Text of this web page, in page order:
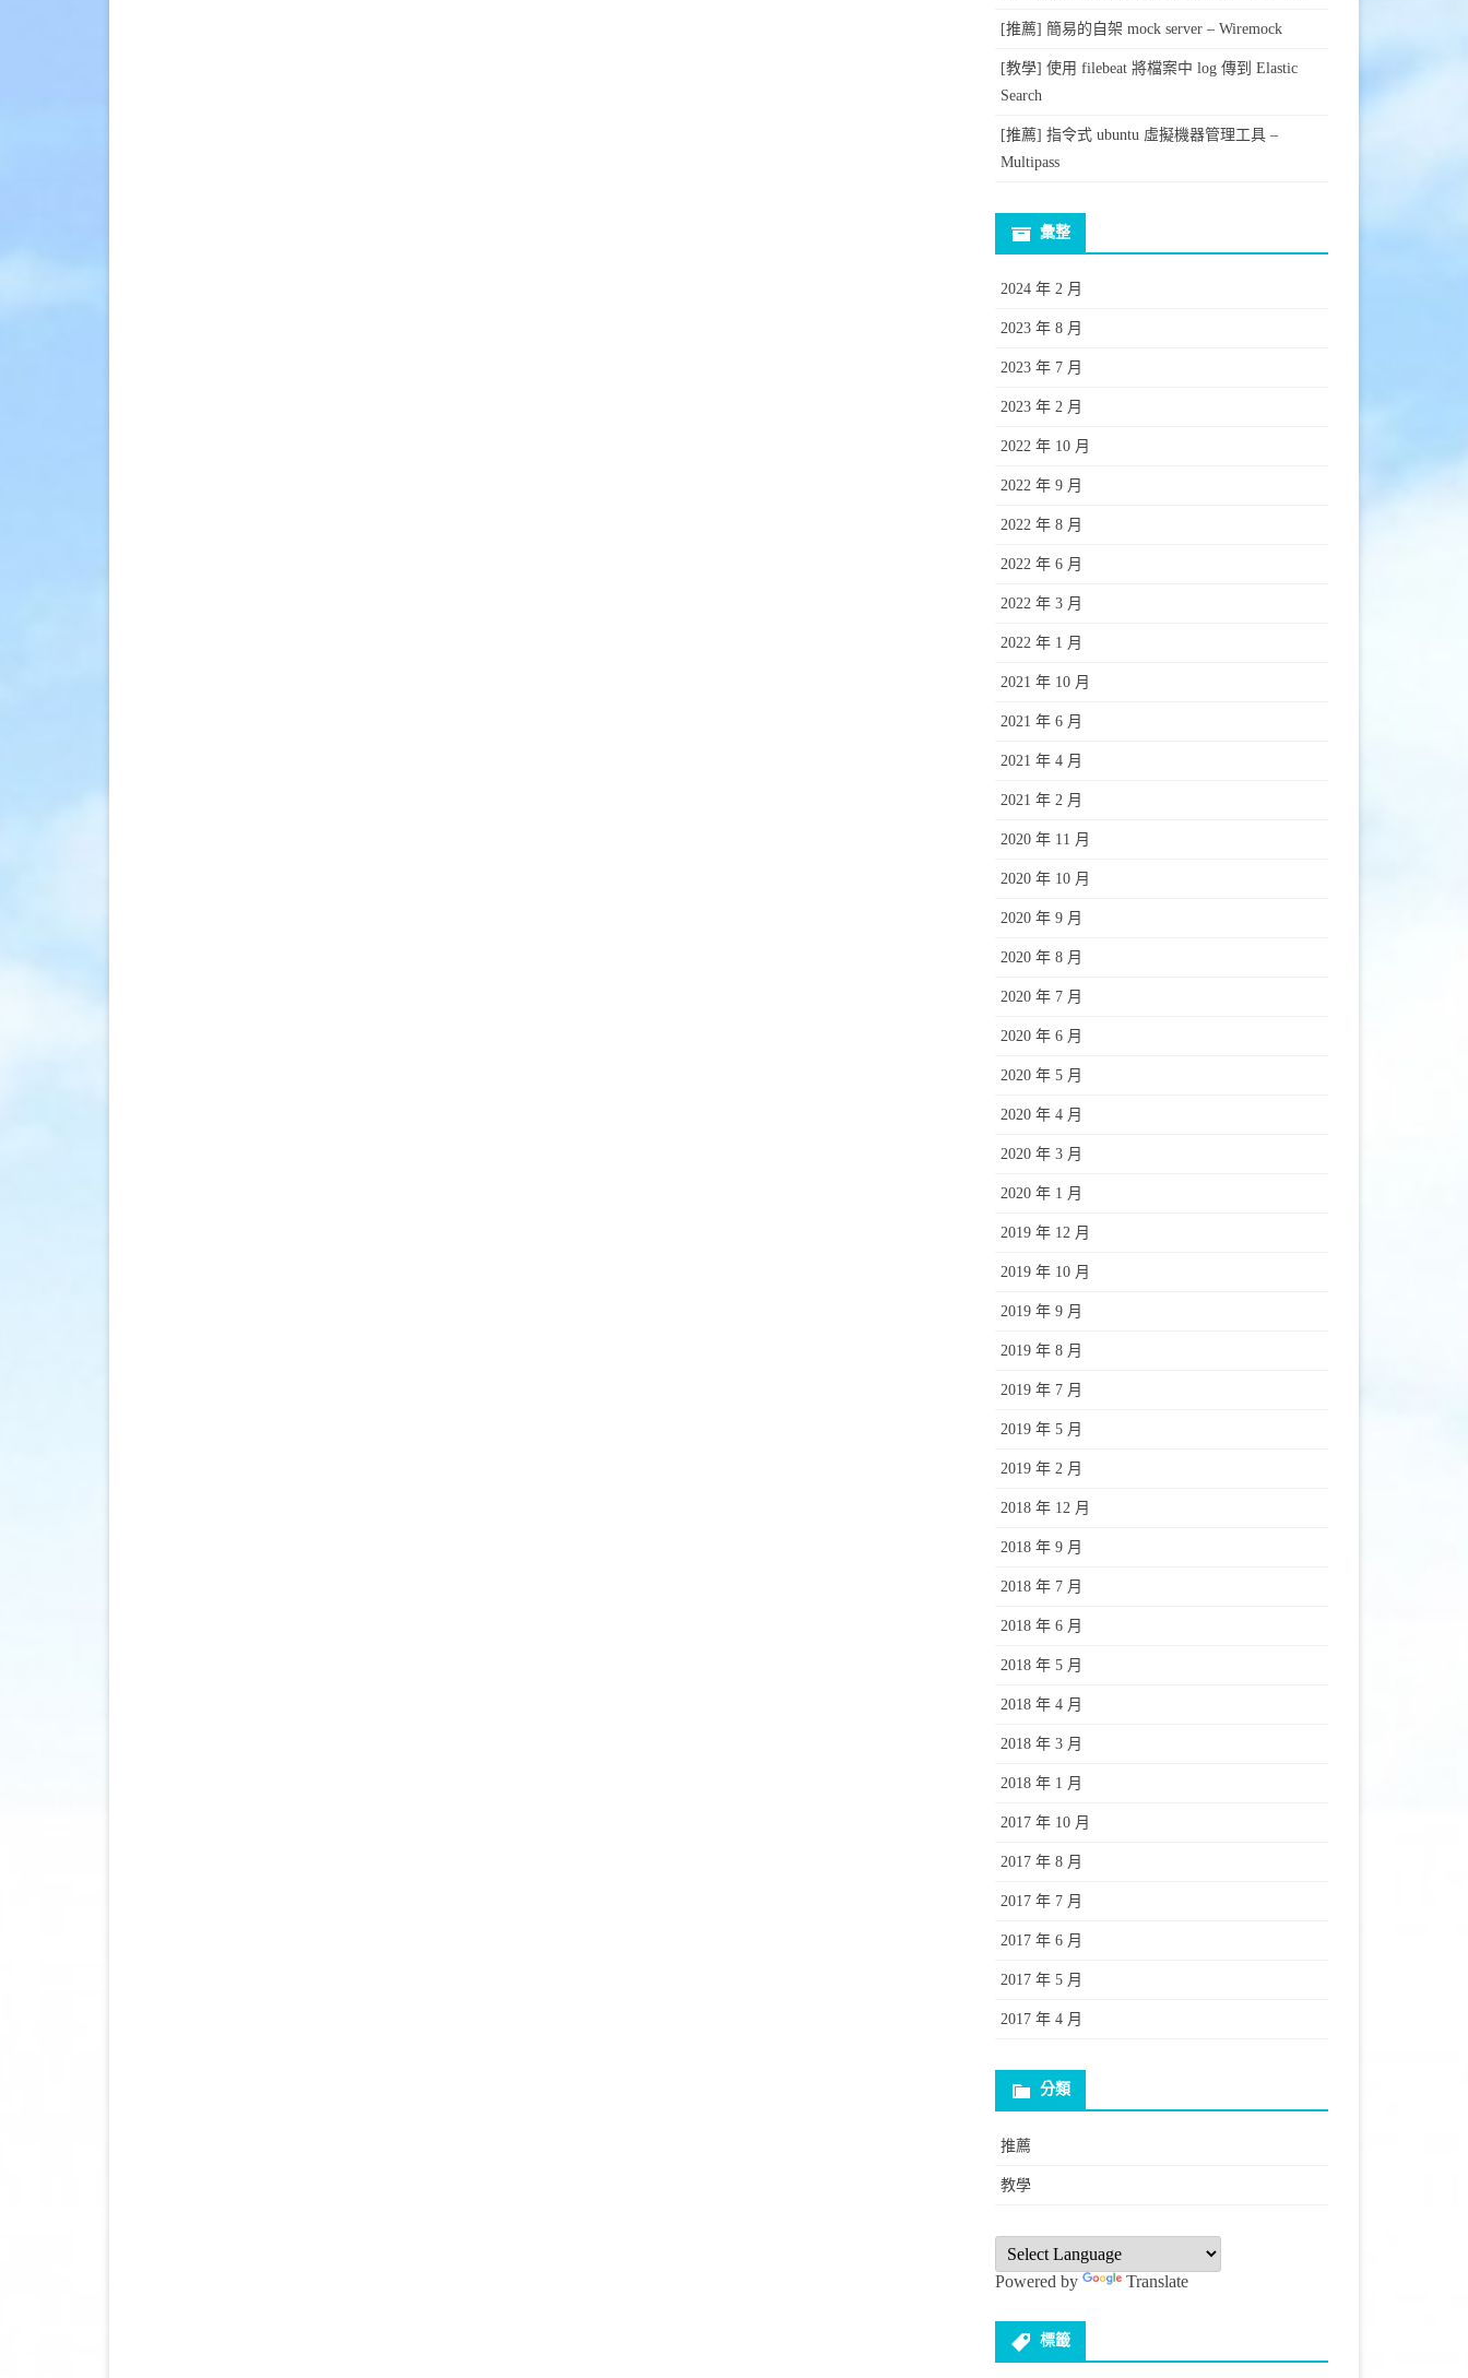
[推薦] 簡易的自架 mock server – Wiremock
[教學] 使用 filebeat 將檔案中 log 傳到 Elastic
Search
[推薦] 指令式 ubuntu 虛擬機器管理工具 –
Multipass
彙整
2024 年 2 月
2023 年 8 月
2023 年 7 月
2023 年 2 月
2022 年 10 月
2022 年 9 月
2022 年 8 月
2022 年 6 月
2022 年 3 月
2022 年 1 月
2021 年 10 月
2021 年 6 月
2021 年 4 月
2021 年 2 月
2020 年 11 月
2020 年 10 月
2020 年 9 月
2020 年 8 月
2020 年 7 月
2020 年 6 月
2020 年 5 月
2020 年 4 月
2020 年 3 月
2020 年 1 月
2019 年 12 月
2019 年 10 月
2019 年 9 月
2019 年 8 月
2019 年 7 月
2019 年 5 月
2019 年 2 月
2018 年 12 月
2018 年 9 月
2018 年 7 月
2018 年 6 月
2018 年 5 月
2018 年 4 月
2018 年 3 月
2018 年 1 月
2017 年 10 月
2017 年 8 月
2017 年 7 月
2017 年 6 月
2017 年 5 月
2017 年 4 月
分類
推薦
教學
Powered by Translate
標籤